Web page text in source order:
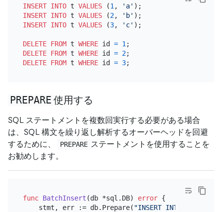
INSERT INTO t VALUES (1 , 'a'
INSERT INTO t VALUES (2, 'b'
INSERT INTO t VALUES (3, 'c' );
DELETE FROM t WHERE id = 1
DELETE FROM t WHERE id = 2
DELETE FROM t WHERE id = 3
PREPARE 使用する
SQL ステートメントを複数回実行する必要がある場合
は、SQL 構文を繰り返し解析するオーバーヘッドを回避
するために、
PREPARE ステートメントを使用することを
お勧めします。
func BatchInsert (db *sql.DB) error {
    stmt, err := db.Prepare(
"INSERT INTO t (id)